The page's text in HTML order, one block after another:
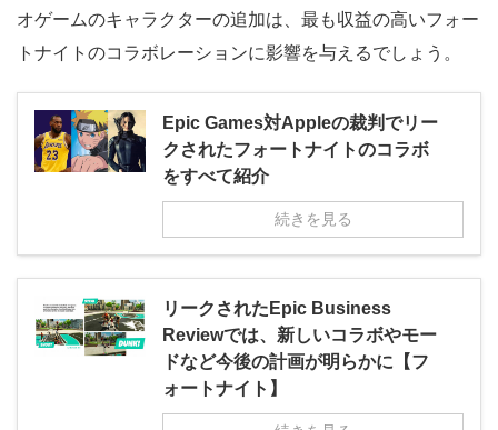
オゲームのキャラクターの追加は、最も収益の高いフォー
トナイトのコラボレーションに影響を与えるでしょう。
Epic Games対Appleの裁判でリー
クされたフォートナイトのコラボ
をすべて紹介
続きを見る
リークされたEpic Business
Reviewでは、新しいコラボやモー
ドなど今後の計画が明らかに【フ
ォートナイト】